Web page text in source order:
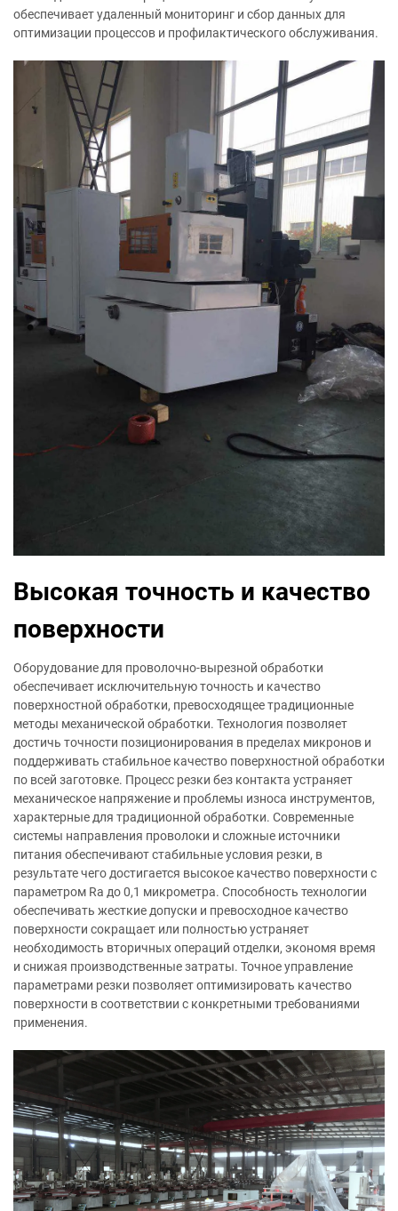
обеспечивает удаленный мониторинг и сбор данных для
оптимизации процессов и профилактического обслуживания.
Высокая точность и качество
поверхности
Оборудование для проволочно-вырезной обработки
обеспечивает исключительную точность и качество
поверхностной обработки, превосходящее традиционные
методы механической обработки. Технология позволяет
достичь точности позиционирования в пределах микронов и
поддерживать стабильное качество поверхностной обработки
по всей заготовке. Процесс резки без контакта устраняет
механическое напряжение и проблемы износа инструментов,
характерные для традиционной обработки. Современные
системы направления проволоки и сложные источники
питания обеспечивают стабильные условия резки, в
результате чего достигается высокое качество поверхности с
параметром Ra до 0,1 микрометра. Способность технологии
обеспечивать жесткие допуски и превосходное качество
поверхности сокращает или полностью устраняет
необходимость вторичных операций отделки, экономя время
и снижая производственные затраты. Точное управление
параметрами резки позволяет оптимизировать качество
поверхности в соответствии с конкретными требованиями
применения.